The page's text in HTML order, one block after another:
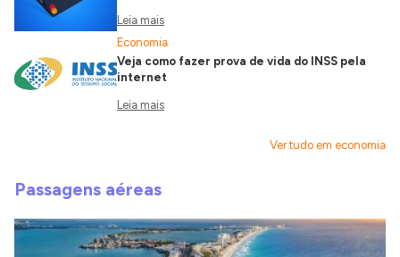
Leia mais
Economia
Veja como fazer prova de vida do INSS pela
internet
Leia mais
Ver tudo em economia
Passagens aéreas